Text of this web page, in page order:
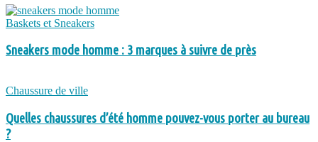
Baskets et Sneakers
Sneakers mode homme : 3 marques à suivre de près
Chaussure de ville
Quelles chaussures d’été homme pouvez-vous porter au bureau
?